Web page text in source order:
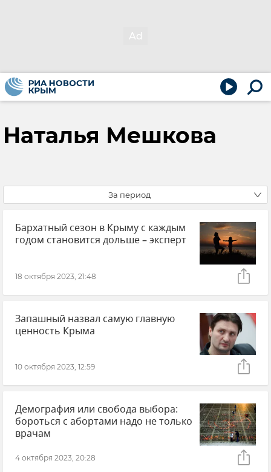
Наталья Мешкова
За период
Бархатный сезон в Крыму с каждым
годом становится дольше – эксперт
18 октября 2023, 21:48
Запашный назвал самую главную
ценность Крыма
10 октября 2023, 12:59
Демография или свобода выбора:
бороться с абортами надо не только
врачам
4 октября 2023, 20:28